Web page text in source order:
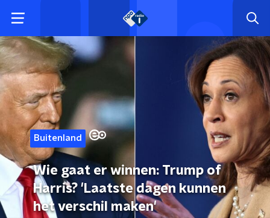
Buitenland
Wie gaat er winnen: Trump of
Harris? 'Laatste dagen kunnen
het verschil maken'